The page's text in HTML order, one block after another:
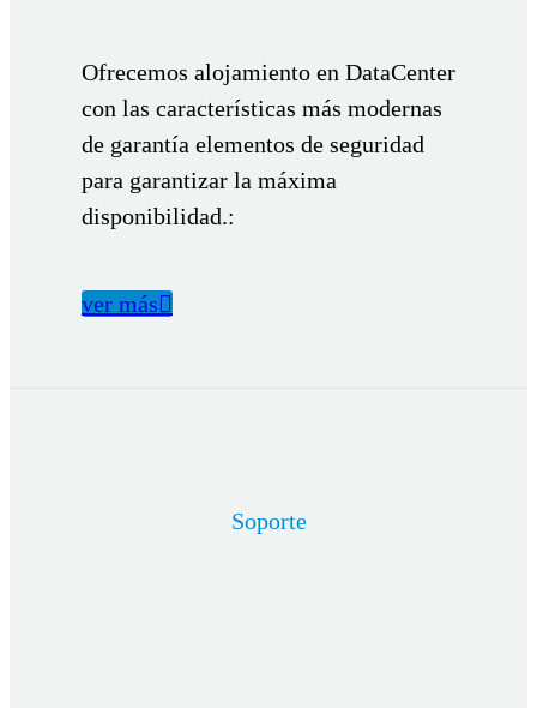
Ofrecemos alojamiento en DataCenter
con las características más modernas
de garantía elementos de seguridad
para garantizar la máxima
disponibilidad.:
ver más
Soporte